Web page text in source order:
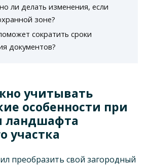
ли делать изменения, если
зоне?
сократить сроки
документов?
учитывать
особенности при
ландшафта
участка
преобразить свой загородный